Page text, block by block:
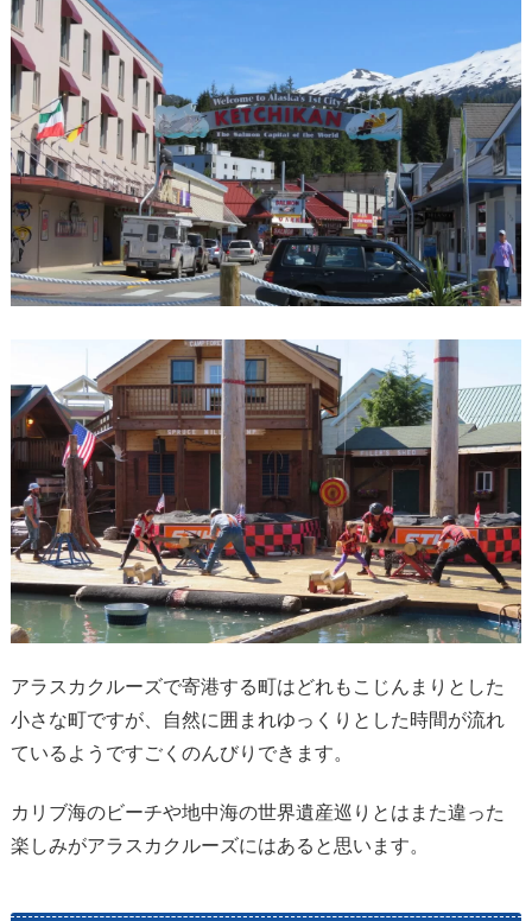
アラスカクルーズで寄港する町はどれもこじんまりとした
小さな町ですが、自然に囲まれゆっくりとした時間が流れ
ているようですごくのんびりできます。
カリブ海のビーチや地中海の世界遺産巡りとはまた違った
楽しみがアラスカクルーズにはあると思います。